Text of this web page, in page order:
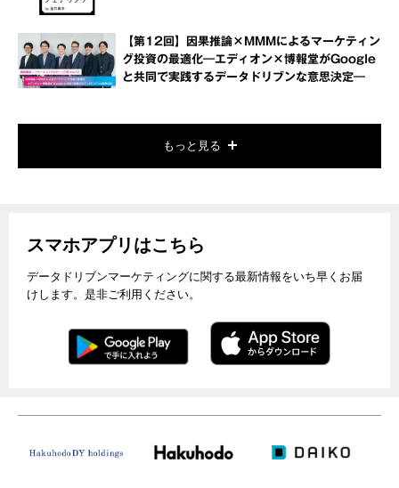
【第12回】因果推論×MMMによるマーケティン
グ投資の最適化―エディオン×博報堂がGoogle
と共同で実践するデータドリブンな意思決定―
もっと見る
スマホアプリはこちら
データドリブンマーケティングに関する最新情報をいち早くお届
けします。是非ご利用ください。